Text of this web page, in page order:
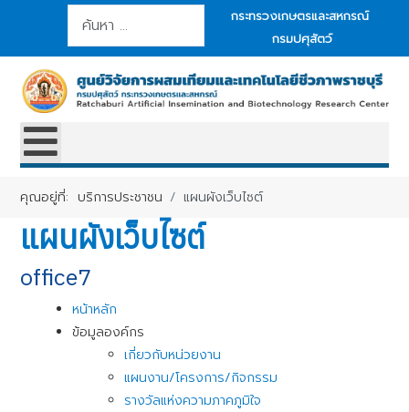
การค้นหา
กระทรวงเกษตรและสหกรณ์
กรมปศุสัตว์
คุณอยู่ที่:บริการประชาชน แผนผังเว็บไซต์
แผนผังเว็บไซต์
office7
หน้าหลัก
ข้อมูลองค์กร
เกี่ยวกับหน่วยงาน
แผนงาน/โครงการ/กิจกรรม
รางวัลแห่งความภาคภูมิใจ